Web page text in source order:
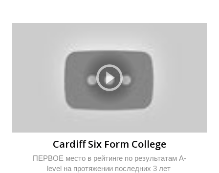
Е
Cardiff Six Form College
ПЕРВОЕ место в рейтинге по результатам A-
level на протяжении последних 3 лет
Е